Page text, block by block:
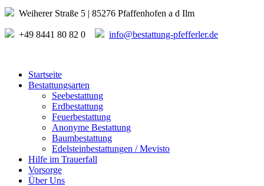
Weiherer Straße 5 | 85276 Pfaffenhofen a d Ilm
+49 8441 80 82 0 info@bestattung-pfefferler.de
Startseite
Bestattungsarten
Seebestattung
Erdbestattung
Feuerbestattung
Anonyme Bestattung
Baumbestattung
Edelsteinbestattungen / Mevisto
Hilfe im Trauerfall
Vorsorge
Über Uns